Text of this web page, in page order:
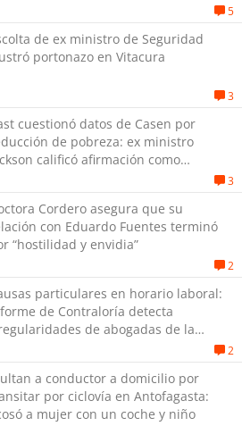
5
de ex ministro de Seguridad
portonazo en Vitacura
3
cuestionó datos de Casen por
de pobreza: ex ministro
calificó afirmación como
3
Cordero asegura que su
con Eduardo Fuentes terminó
“hostilidad y envidia”
2
particulares en horario laboral:
de Contraloría detecta
de abogadas de la
2
a conductor a domicilio por
por ciclovía en Antofagasta:
a mujer con un coche y niño